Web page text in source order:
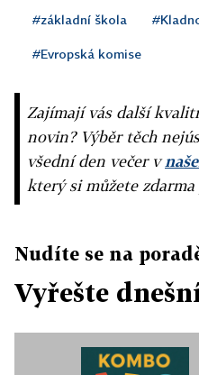
#základní škola
#Evropská komise
Zajímají vás další
novin? Výběr těch
všední den večer v
který si můžete
Nudíte se na
Vyřešte